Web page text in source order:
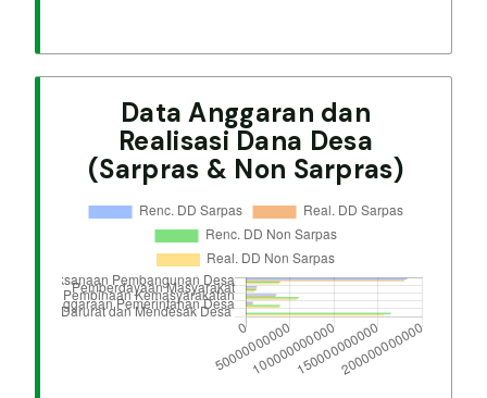
Data Anggaran dan
Realisasi Dana Desa
(Sarpras & Non Sarpras)